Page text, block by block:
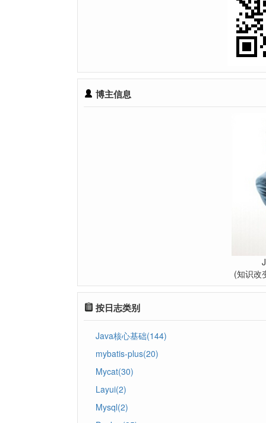
博主信息
(知识改
按日志类别
Java核心基础(144)
mybatis-plus(20)
Mycat(30)
Layui(2)
Mysql(2)